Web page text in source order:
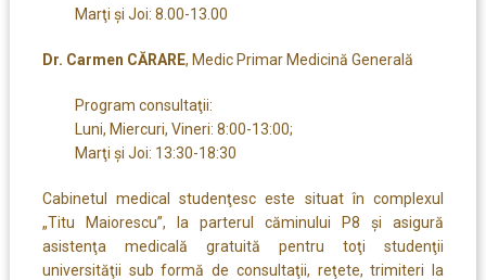
Marţi şi Joi: 8.00-13.00
Dr. Carmen CĂRARE, Medic Primar Medicină Generală
Program consultaţii:
Luni, Miercuri, Vineri: 8:00-13:00;
Marţi şi Joi: 13:30-18:30
Cabinetul medical studenţesc este situat în complexul
„Titu Maiorescu”, la parterul căminului P8 și asigură
asistenţa medicală gratuită pentru toţi studenţii
universităţii sub formă de consultaţii, reţete, trimiteri la